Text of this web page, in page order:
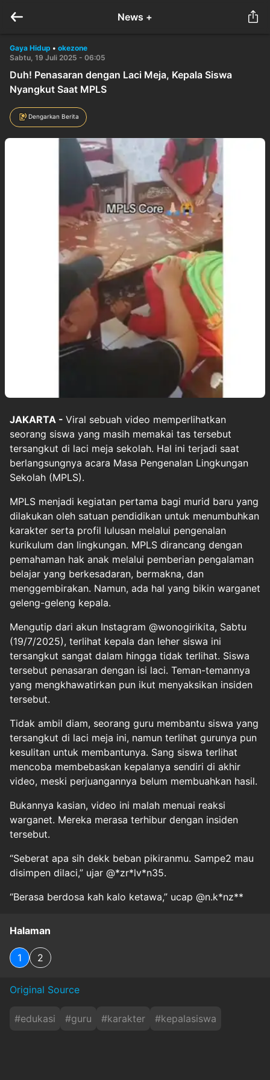
News +
Gaya Hidup • okezone
Sabtu, 19 Juli 2025 - 06:05
Duh! Penasaran dengan Laci Meja, Kepala Siswa
Nyangkut Saat MPLS
Dengarkan Berita
JAKARTA - Viral sebuah video memperlihatkan
seorang siswa yang masih memakai tas tersebut
tersangkut di laci meja sekolah. Hal ini terjadi saat
berlangsungnya acara Masa Pengenalan Lingkungan
Sekolah (MPLS).
MPLS menjadi kegiatan pertama bagi murid baru yang
dilakukan oleh satuan pendidikan untuk menumbuhkan
karakter serta profil lulusan melalui pengenalan
kurikulum dan lingkungan. MPLS dirancang dengan
pemahaman hak anak melalui pemberian pengalaman
belajar yang berkesadaran, bermakna, dan
menggembirakan. Namun, ada hal yang bikin warganet
geleng-geleng kepala.
Mengutip dari akun Instagram @wonogirikita, Sabtu
(19/7/2025), terlihat kepala dan leher siswa ini
tersangkut sangat dalam hingga tidak terlihat. Siswa
tersebut penasaran dengan isi laci. Teman-temannya
yang mengkhawatirkan pun ikut menyaksikan insiden
tersebut.
Tidak ambil diam, seorang guru membantu siswa yang
tersangkut di laci meja ini, namun terlihat gurunya pun
kesulitan untuk membantunya. Sang siswa terlihat
mencoba membebaskan kepalanya sendiri di akhir
video, meski perjuangannya belum membuahkan hasil.
Bukannya kasian, video ini malah menuai reaksi
warganet. Mereka merasa terhibur dengan insiden
tersebut.
“Seberat apa sih dekk beban pikiranmu. Sampe2 mau
disimpen dilaci,” ujar @*zr*lv*n35.
“Berasa berdosa kah kalo ketawa,” ucap @n.k*nz**
Halaman
1 2
Original Source
#edukasi #guru #karakter #kepalasiswa